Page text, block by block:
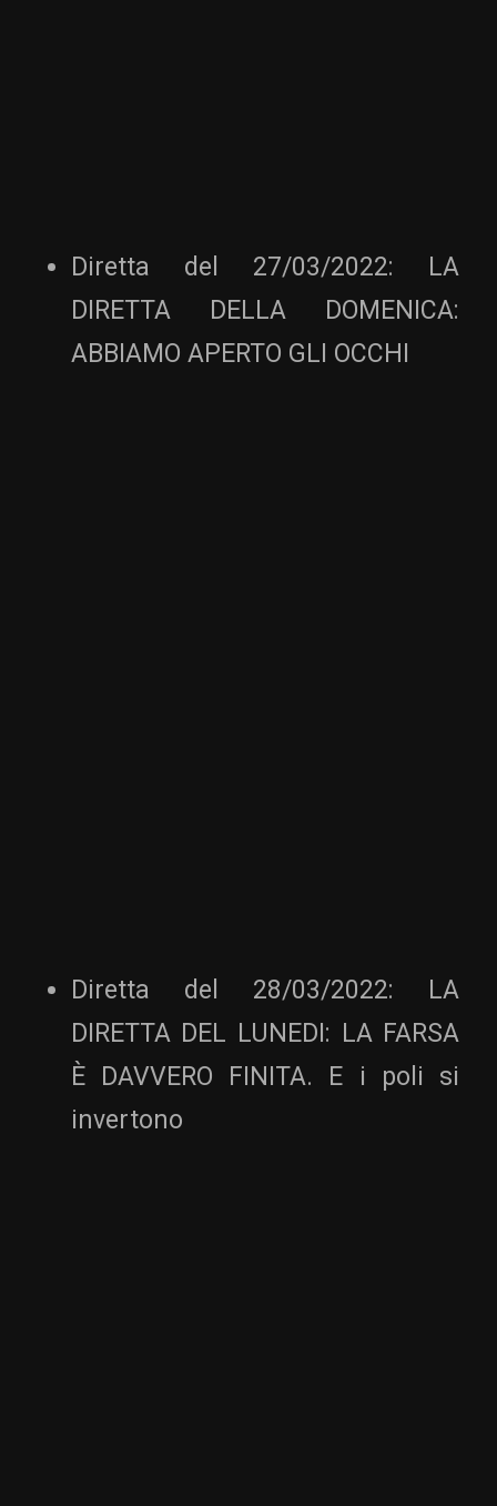
Diretta del 27/03/2022: LA
DIRETTA DELLA DOMENICA:
ABBIAMO APERTO GLI OCCHI
Diretta del 28/03/2022: LA
DIRETTA DEL LUNEDI: LA FARSA
È DAVVERO FINITA. E i poli si
invertono